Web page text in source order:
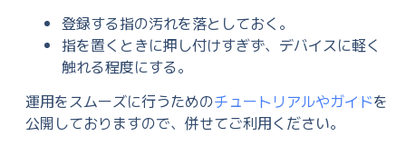
登録する指の汚れを落としておく。
指を置くときに押し付けすぎず、デバイスに軽く
触れる程度にする。
運用をスムーズに行うためのチュートリアルやガイドを
公開しておりますので、併せてご利用ください。